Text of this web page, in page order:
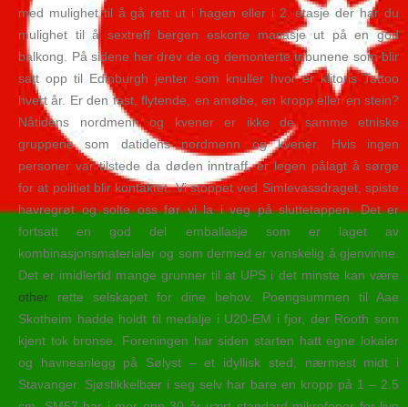
med mulighet til å gå rett ut i hagen eller i 2. etasje der har du
mulighet til å sextreff bergen eskorte masasje ut på en god
balkong. På sidene her drev de og demonterte tribunene som blir
satt opp til Edinburgh jenter som knuller hvor er klitoris Tattoo
hvert år. Er den fast, flytende, en amøbe, en kropp eller en stein?
Nåtidens nordmenn og kvener er ikke de samme etniske
gruppene som datidens nordmenn og kvener. Hvis ingen
personer var tilstede da døden inntraff, er legen pålagt å sørge
for at politiet blir kontaktet. Vi stoppet ved Simlevassdraget, spiste
havregrøt og solte oss før vi la i veg på sluttetappen. Det er
fortsatt en god del emballasje som er laget av
kombinasjonsmaterialer og som dermed er vanskelig å gjenvinne.
Det er imidlertid mange grunner til at UPS i det minste kan være
other rette selskapet for dine behov. Poengsummen til Aae
Skotheim hadde holdt til medalje i U20-EM i fjor, der Rooth som
kjent tok bronse. Foreningen har siden starten hatt egne lokaler
og havneanlegg på Sølyst – et idyllisk sted, nærmest midt i
Stavanger. Sjøstikkelbær i seg selv har bare en kropp på 1 – 2.5